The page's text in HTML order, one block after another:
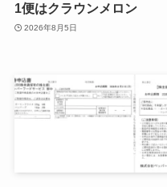
1便はクラウンメロン
2026年8月5日